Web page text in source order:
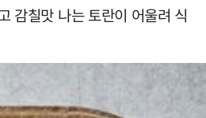
감칠맛 나는 토란이 어울려 식